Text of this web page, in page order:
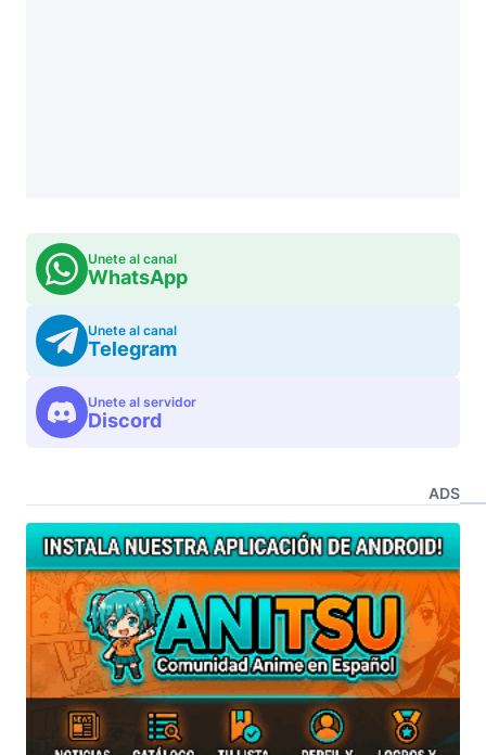
Unete al canal
WhatsApp
Unete al canal
Telegram
Unete al servidor
Discord
ADS